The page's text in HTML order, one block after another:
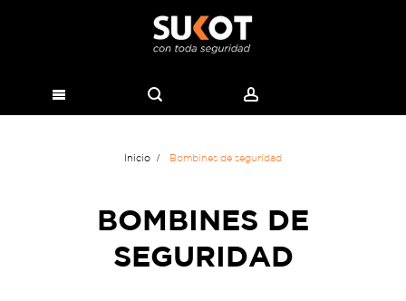
Inicio Bombines de seguridad
BOMBINES DE
SEGURIDAD